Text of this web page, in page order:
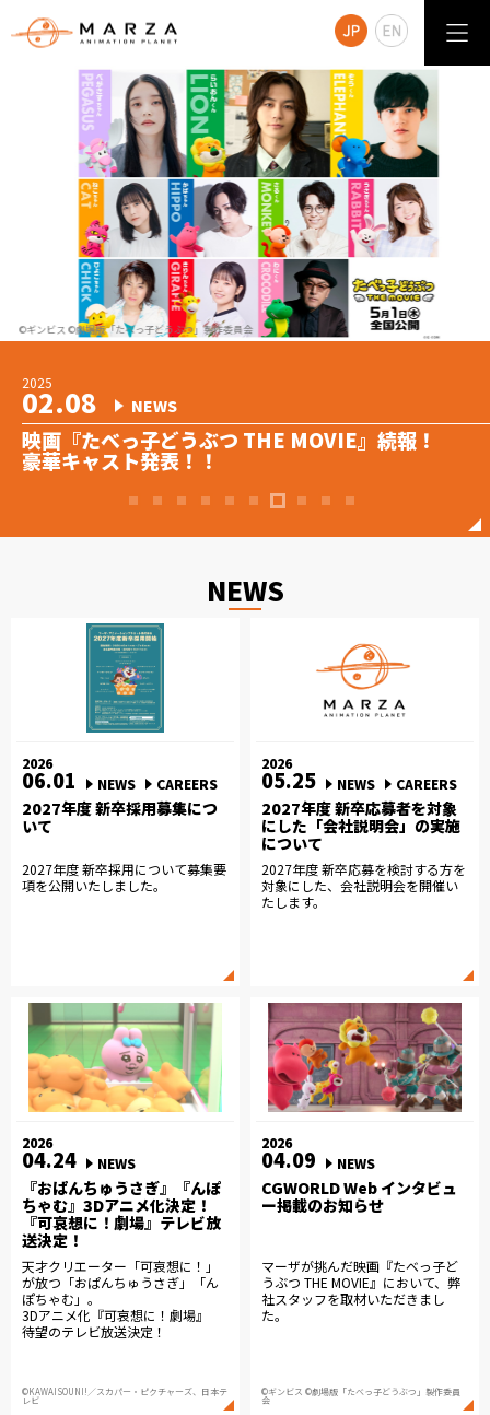
©ギンビス ©劇場版「たべっ子どうぶつ」製作委員会
04.24 NEWS
『おぱんちゅうさぎ』『んぽちゃむ』3Dアニメ化決
定！
『可哀想に！劇場』テレビ放送決定！
2026
04.17 WORKS
マーザ・アニメーションプラネットの2025年デモリ
ールが公開されました！
2025
12.19 NEWS
『たべっ子どうぶつ THE MOVIE』Blu-ray&DVD発
売！
2025
05.14 NEWS
『たべっ子どうぶつ THE MOVIE』 LINEスタンプ登
場！
2025
05.01 WORKS
映画『たべっ子どうぶつ THE MOVIE』
2025年5月1日公開
03.19 NEWS
続報！映画『たべっ子どうぶつ THE MOVIE』
本予告&本ビジュアルが公開！
主題歌はTravis Japanに決定！
2025
02.08 NEWS
映画『たべっ子どうぶつ THE MOVIE』続報！
豪華キャスト発表！！
2024
12.17 NEWS
映画『ソニック × シャドウ TOKYO MISSION』が
12月27日に日本で公開！
2024
12.12 NEWS
映画『たべっ子どうぶつ THE MOVIE』続報！
特報映像&ティザービジュアル解禁！
08.01 NEWS
『こねこのチー ポンポンらー夏休み』が
Netflix「今日のキッズシリーズTOP10（日本）」
１位獲得！
NEWS
2026
06.01 NEWS CAREERS
2027年度 新卒採用募集につ
いて
2027年度 新卒採用について募集要
項を公開いたしました。
2026
05.25 NEWS CAREERS
2027年度 新卒応募者を対象
にした「会社説明会」の実施
について
2027年度 新卒応募を検討する方を
対象にした、会社説明会を開催い
たします。
2026
04.24 NEWS
『おぱんちゅうさぎ』『んぽ
ちゃむ』3Dアニメ化決定！
『可哀想に！劇場』テレビ放
送決定！
天才クリエーター「可哀想に！」
が放つ「おぱんちゅうさぎ」「ん
ぽちゃむ」。
3Dアニメ化『可哀想に！劇場』
待望のテレビ放送決定！
©KAWAISOUNI!／スカパー・ピクチャーズ、日本テ
レビ
2026
04.09 NEWS
CGWORLD Web インタビュ
ー掲載のお知らせ
マーザが挑んだ映画『たべっ子ど
うぶつ THE MOVIE』において、弊
社スタッフを取材いただきまし
た。
©ギンビス ©劇場版「たべっ子どうぶつ」製作委員
会